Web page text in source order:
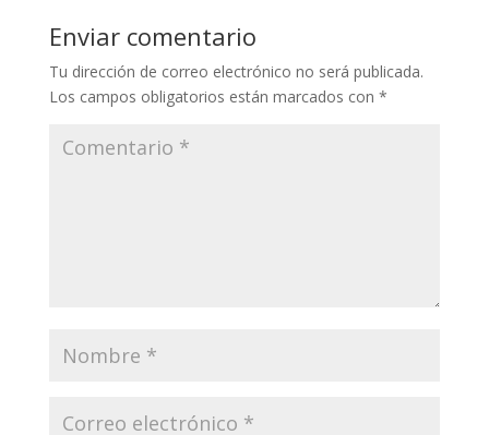
Enviar comentario
Tu dirección de correo electrónico no será publicada.
Los campos obligatorios están marcados con *